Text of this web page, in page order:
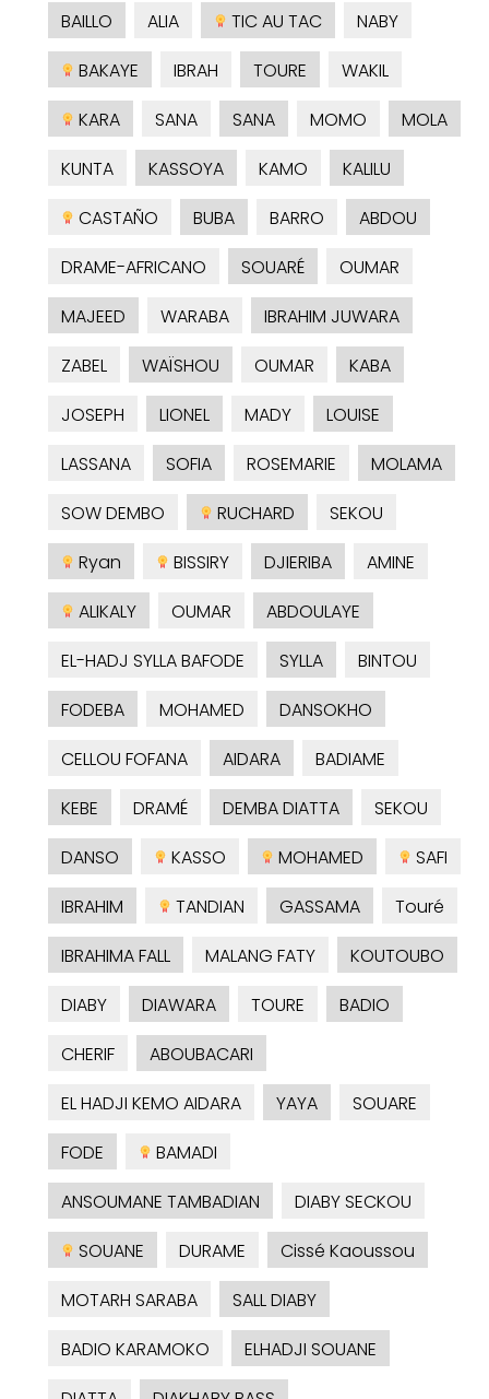
BAILLO
ALIA TIC AU TAC
NABY
BAKAYE
IBRAH TOURE
WAKIL
KARA
SANA SANA MOMO
MOLA
KUNTA
KASSOYA KAMO
KALILU
CASTAÑO
BUBA BARRO
ABDOU
DRAME-AFRICANO
SOUARÉ
OUMAR
MAJEED
WARABA
IBRAHIM JUWARA
ZABEL
WAÏSHOU OUMAR
KABA
JOSEPH
LIONEL MADY
LOUISE
LASSANA
SOFIA ROSEMARIE
MOLAMA
SOW DEMBO
RUCHARD
SEKOU
Ryan
BISSIRY DJIERIBA
AMINE
ALIKALY
OUMAR
ABDOULAYE
EL-HADJ SYLLA BAFODE
SYLLA
BINTOU
FODEBA
MOHAMED
DANSOKHO
CELLOU FOFANA
AIDARA
BADIAME
KEBE
DRAMÉ DEMBA DIATTA
SEKOU
DANSO
KASSO MOHAMED
SAFI
IBRAHIM
TANDIAN GASSAMA
Touré
IBRAHIMA FALL
MALANG FATY
KOUTOUBO
DIABY
DIAWARA TOURE
BADIO
CHERIF
ABOUBACARI
EL HADJI KEMO AIDARA
YAYA
SOUARE
FODE
BAMADI
ANSOUMANE TAMBADIAN
DIABY SECKOU
SOUANE
DURAME
Cissé Kaoussou
MOTARH SARABA
SALL DIABY
BADIO KARAMOKO
ELHADJI SOUANE